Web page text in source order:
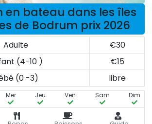
en bateau dans les îles
de Bodrum prix 2026
Adulte
€30
(4-10 )
€15
(0 -3)
libre
Mer Jeu Ven Sam Dim